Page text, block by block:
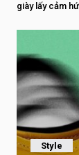
giày lấy cảm
Style